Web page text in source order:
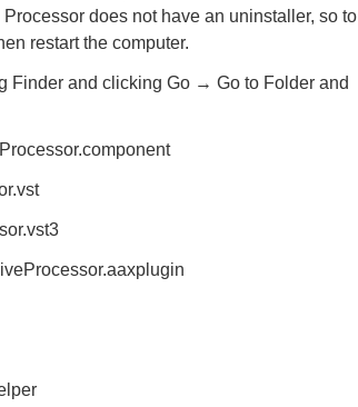
does not have an uninstaller, so to
restart the computer.
Finder and clicking Go → Go to Folder and